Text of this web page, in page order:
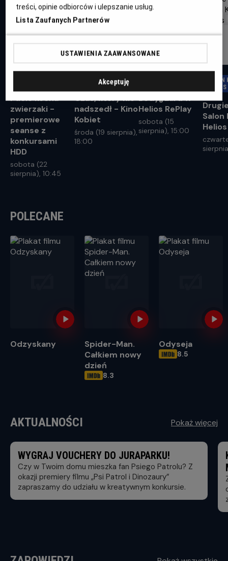
Pucio kocha
zwierzaki -
premierowe
seanse z
konkursami
HDD
sobota (22
sierpnia), 10:45
KINO KOBIET
Czas, który nie
nadszedł - Kino
Kobiet
środa (19 sierpnia),
18:00
Bodyguard w
Helios RePlay
sobota (15
sierpnia), 15:00
SALON
HELIOS
Helios
POLECANE
Odzyskany
Spider-Man.
Całkiem nowy
dzień
OCENA HELIOS
8.3
Odyseja
OCENA HELIOS
8.5
AKTUALNOŚCI Pokaż więcej
WYGRAJ VOUCHERY DO JURAPARKU!
Czy w Twoim domu mieszka fan Psiego Patrolu? Z
okazji premiery filmu „Psi Patrol i Dinozaury”
zapraszamy do udziału w kreatywnym konkursie.
treści, opinie odbiorców i ulepszanie usług.
Lista Zaufanych Partnerów
USTAWIENIA ZAAWANSOWANE
Akceptuję